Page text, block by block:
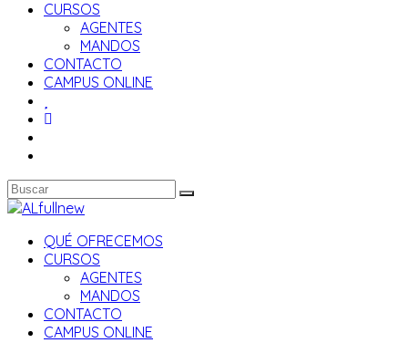
CURSOS
AGENTES
MANDOS
CONTACTO
CAMPUS ONLINE
QUÉ OFRECEMOS
CURSOS
AGENTES
MANDOS
CONTACTO
CAMPUS ONLINE